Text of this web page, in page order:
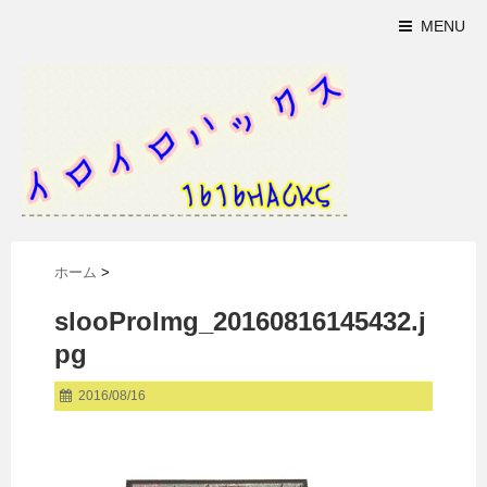
MENU
ホーム >
slooProImg_20160816145432.j
pg
2016/08/16